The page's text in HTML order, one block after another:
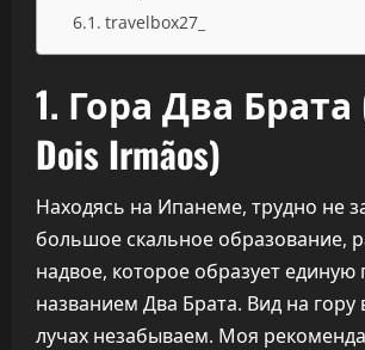
travelbox27_
1. Гора Два Брата
Dois Irmãos)
Находясь на Ипанеме, трудно не
большое скальное образование,
надвое, которое образует единую
названием Два Брата. Вид на гору
лучах незабываем. Моя